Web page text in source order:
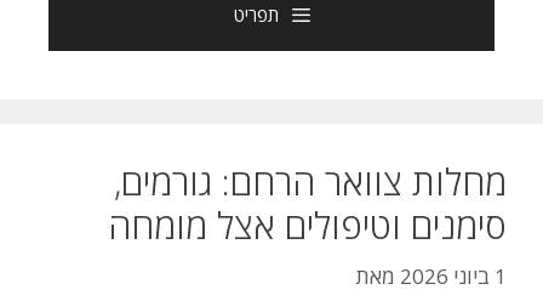
תפריט
מחלות צוואר הרחם: גורמים,
סימנים וטיפולים אצל מומחה
1 ביוני 2026 מאת